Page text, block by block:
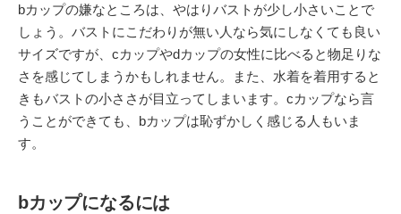
bカップの嫌なところは、やはりバストが少し小さいことで
しょう。バストにこだわりが無い人なら気にしなくても良い
サイズですが、cカップやdカップの女性に比べると物足りな
さを感じてしまうかもしれません。また、水着を着用すると
きもバストの小ささが目立ってしまいます。cカップなら言
うことができても、bカップは恥ずかしく感じる人もいま
す。
bカップになるには